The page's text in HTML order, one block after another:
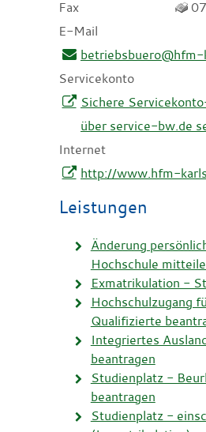
Fax
E-Mail
betriebsbuero@hfm-
Servicekonto
Sichere
über service-bw.de
Internet
http://www.hfm-
Leistungen
Änderung
Hochschule
Exmatrikulation -
Hochschulzugang
Qualifizierte
Integriertes
beantragen
Studienplatz -
beantragen
Studienplatz -